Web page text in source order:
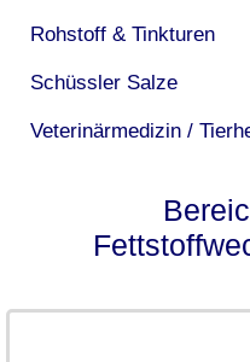
Rohstoff & Tinkturen
Schüssler Salze
Veterinärmedizin /